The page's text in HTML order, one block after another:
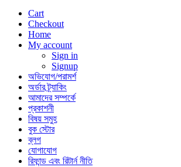
Cart
Checkout
Home
My account
Sign in
Signup
অভিযোগ/পরামর্শ
অর্ডার ট্র্যাকিং
আমাদের সম্পর্কে
প্রকাশনী
বিষয় সমুহ
বুক স্টোর
ব্লগ
যোগাযোগ
রিফান্ড এবং রিটার্ন নীতি